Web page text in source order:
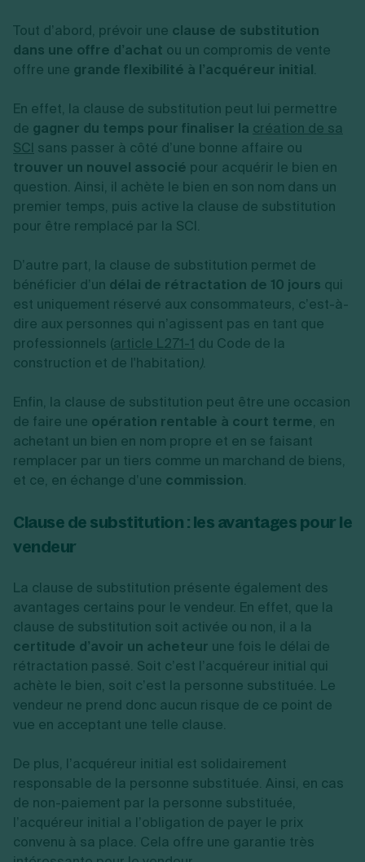
Tout d’abord, prévoir une clause de substitution
dans une offre d’achat ou un compromis de vente
offre une grande flexibilité à l’acquéreur initial.
En effet, la clause de substitution peut lui permettre
de gagner du temps pour finaliser la création de sa
SCI sans passer à côté d’une bonne affaire ou
trouver un nouvel associé pour acquérir le bien en
question. Ainsi, il achète le bien en son nom dans un
premier temps, puis active la clause de substitution
pour être remplacé par la SCI.
D’autre part, la clause de substitution permet de
bénéficier d’un délai de rétractation de 10 jours qui
est uniquement réservé aux consommateurs, c’est-à-
dire aux personnes qui n’agissent pas en tant que
professionnels (article L271-1 du Code de la
construction et de l'habitation).
Enfin, la clause de substitution peut être une occasion
de faire une opération rentable à court terme, en
achetant un bien en nom propre et en se faisant
remplacer par un tiers comme un marchand de biens,
et ce, en échange d’une commission.
Clause de substitution : les avantages pour le
vendeur
La clause de substitution présente également des
avantages certains pour le vendeur. En effet, que la
clause de substitution soit activée ou non, il a la
certitude d’avoir un acheteur une fois le délai de
rétractation passé. Soit c’est l’acquéreur initial qui
achète le bien, soit c’est la personne substituée. Le
vendeur ne prend donc aucun risque de ce point de
vue en acceptant une telle clause.
De plus, l’acquéreur initial est solidairement
responsable de la personne substituée. Ainsi, en cas
de non-paiement par la personne substituée,
l’acquéreur initial a l’obligation de payer le prix
convenu à sa place. Cela offre une garantie très